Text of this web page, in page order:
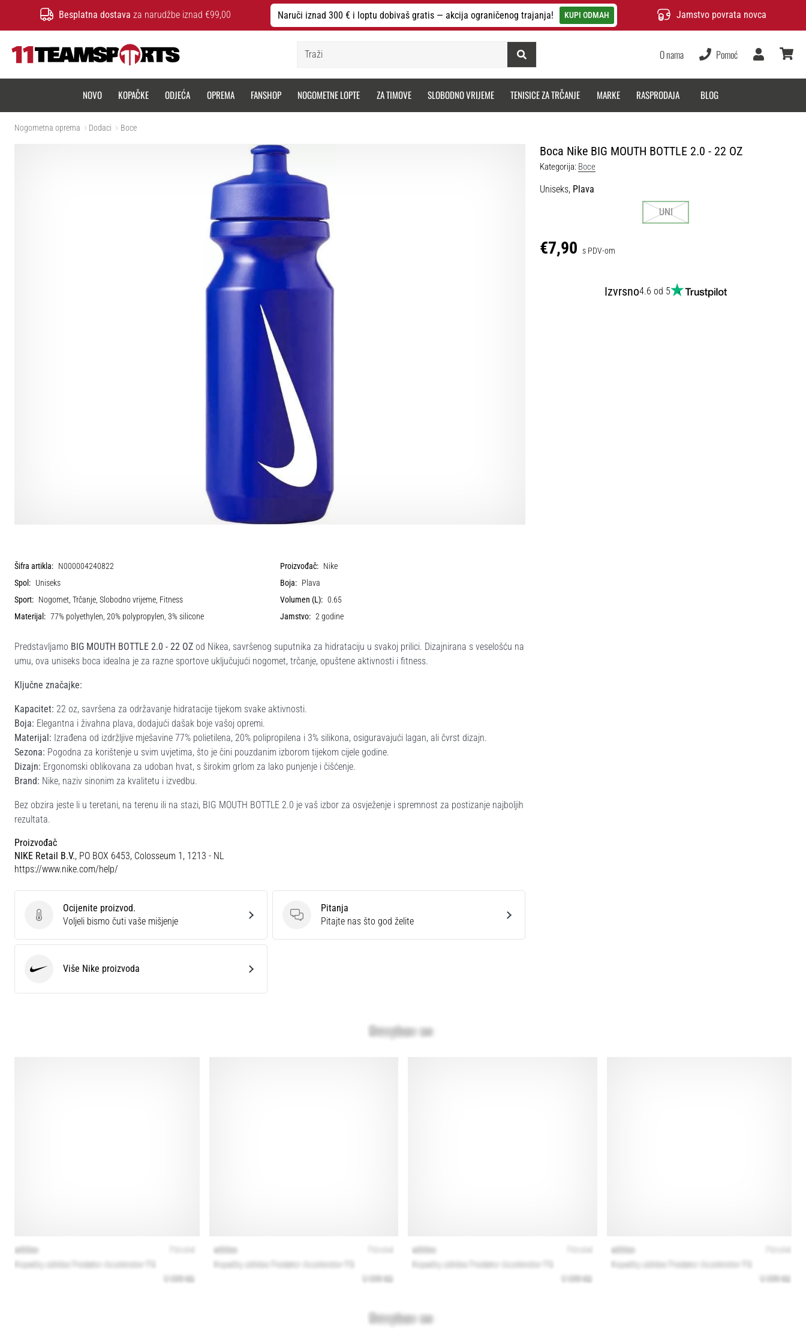
Besplatna dostava za narudžbe iznad €99,00 Naruči iznad 300 € i loptu dobivaš gratis — akcija ograničenog trajanja! KUPI ODMAH Jamstvo povrata novca
O nama Pomoć
Korisnik
NOVO KOPAČKE ODJEĆA OPREMA FANSHOP NOGOMETNE LOPTE ZA TIMOVE SLOBODNO VRIJEME TENISICE ZA TRČANJE MARKE RASPRODAJA BLOG
Nogometna oprema Dodaci Boce
Boca Nike BIG MOUTH BOTTLE 2.0 - 22 OZ
Kategorija: Boce
Uniseks, Plava
UNI
€7,90 s PDV-om
Izvrsno4.6 od 5
Šifra artikla: N000004240822 Proizvođač: Nike
Spol: Uniseks Boja: Plava
Sport: Nogomet, Trčanje, Slobodno vrijeme, Fitness Volumen (L): 0.65
Materijal: 77% polyethylen, 20% polypropylen, 3% silicone Jamstvo: 2 godine
Predstavljamo BIG MOUTH BOTTLE 2.0 - 22 OZ od Nikea, savršenog suputnika za hidrataciju u svakoj prilici. Dizajnirana s veselošću na
umu, ova uniseks boca idealna je za razne sportove uključujući nogomet, trčanje, opuštene aktivnosti i fitness.
Ključne značajke:
Kapacitet: 22 oz, savršena za održavanje hidratacije tijekom svake aktivnosti.
Boja: Elegantna i živahna plava, dodajući dašak boje vašoj opremi.
Materijal: Izrađena od izdržljive mješavine 77% polietilena, 20% polipropilena i 3% silikona, osiguravajući lagan, ali čvrst dizajn.
Sezona: Pogodna za korištenje u svim uvjetima, što je čini pouzdanim izborom tijekom cijele godine.
Dizajn: Ergonomski oblikovana za udoban hvat, s širokim grlom za lako punjenje i čišćenje.
Brand: Nike, naziv sinonim za kvalitetu i izvedbu.
Bez obzira jeste li u teretani, na terenu ili na stazi, BIG MOUTH BOTTLE 2.0 je vaš izbor za osvježenje i spremnost za postizanje najboljih
rezultata.
Proizvođač
NIKE Retail B.V., PO BOX 6453, Colosseum 1, 1213 - NL
https://www.nike.com/help/
Ocijenite proizvod.
Ocijenite proizvod.
Voljeli bismo čuti vaše mišjenje
Pitanja
Pitanja
Pitajte nas što god želite
Više Nike proizvoda